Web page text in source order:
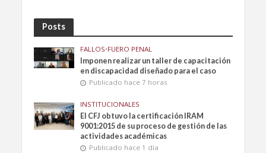
Posts
FALLOS•FUERO PENAL
Imponen realizar un taller de capacitación
en discapacidad diseñado para el caso
Publicado hace 7 horas
INSTITUCIONALES
El CFJ obtuvo la certificación IRAM
9001:2015 de su proceso de gestión de las
actividades académicas
Publicado hace 1 día